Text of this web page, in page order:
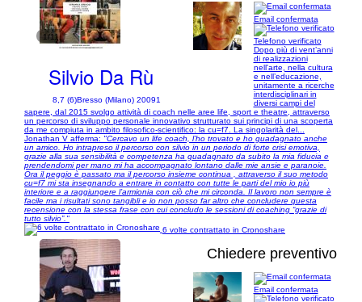
1/11
Silvio Da Rù
8,7 (6)Bresso (Milano) 20091
Email confermata
Telefono verificato
Dopo più di vent’anni
di realizzazioni
nell'arte, nella cultura
e nell’educazione,
unitamente a ricerche
interdisciplinari in
diversi campi del
sapere, dal 2015 svolgo attività di coach nelle aree life, sport e theatre, attraverso
un percorso di sviluppo personale innovativo strutturato sui principi di una scoperta
da me compiuta in ambito filosofico-scientifico: la cu=f7. La singolarità del...
Jonathan V afferma: "Cercavo un life coach, l’ho trovato e ho guadagnato anche
un amico. Ho intrapreso il percorso con silvio in un periodo di forte crisi emotiva,
grazie alla sua sensibilità e competenza ha guadagnato da subito la mia fiducia e
prendendomi per mano mi ha accompagnato lontano dalle mie ansie e paranoie.
Ora il peggio è passato ma il percorso insieme continua , attraverso il suo metodo
cu=f7 mi sta insegnando a entrare in contatto con tutte le parti del mio io più
interiore e a raggiungere l’armionia con ciò che mi circonda. Il lavoro non sempre è
facile ma i risultati sono tangibli e io non posso far altro che concludere questa
recensione con la stessa frase con cui concludo le sessioni di coaching “grazie di
tutto silvio”."
6 volte contrattato in Cronoshare
Chiedere preventivo
Email confermata